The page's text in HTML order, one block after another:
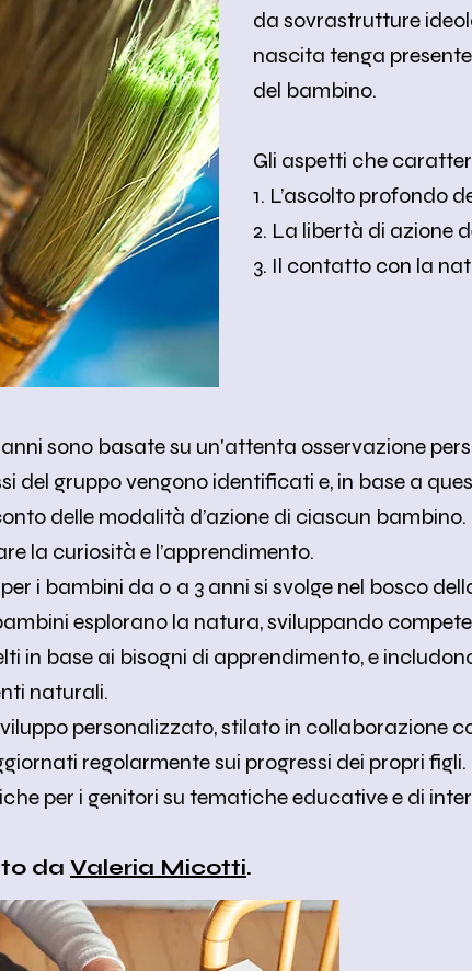
da sovrastrutture
nascita tenga
del bambino.
Gli aspetti che
1. L’ascolto profondo
2. La libertà di azione
3. Il contatto con la
sono basate su un'attenta osservazione
del gruppo vengono identificati e, in base a
delle modalità d’azione di ciascun
la curiosità e l’apprendimento.
i bambini da 0 a 3 anni si svolge nel bosco
esplorano la natura, sviluppando
in base ai bisogni di apprendimento, e
naturali.
personalizzato, stilato in collaborazione
regolarmente sui progressi dei propri figli.
per i genitori su tematiche educative e di
da Valeria Micotti.